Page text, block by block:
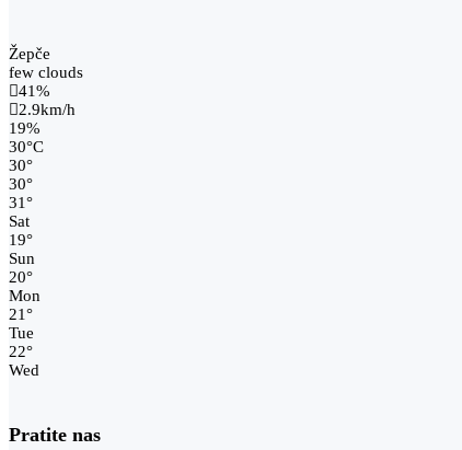
Žepče
few clouds
41%
2.9km/h
19%
30°C
30°
30°
31°
Sat
19°
Sun
20°
Mon
21°
Tue
22°
Wed
Pratite nas